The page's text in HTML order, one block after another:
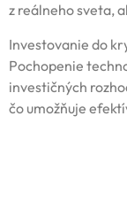
z reálneho sveta,
Investovanie do
Pochopenie
investičných
čo umožňuje